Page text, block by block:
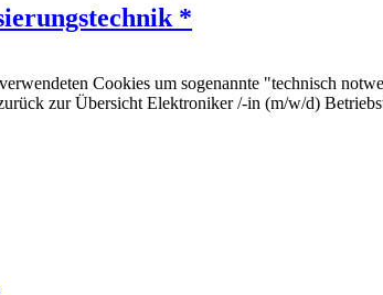
*
Cookies um sogenannte "technisch
zur Übersicht Elektroniker /-in (m/w/d)